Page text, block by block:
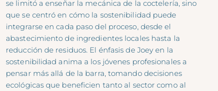
se limitó a enseñar la mecánica de la coctelería, sino
que se centró en cómo la sostenibilidad puede
integrarse en cada paso del proceso, desde el
abastecimiento de ingredientes locales hasta la
reducción de residuos. El énfasis de Joey en la
sostenibilidad anima a los jóvenes profesionales a
pensar más allá de la barra, tomando decisiones
ecológicas que beneficien tanto al sector como al